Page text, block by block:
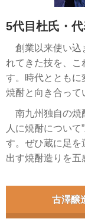
5代目杜氏・
創業以来使い込
れてきた技を、こ
す。時代とともに
焼酎と向き合って
南九州独自の焼
人に焼酎について
す。ぜひ蔵に足を
出す焼酎造りを五
古澤醸